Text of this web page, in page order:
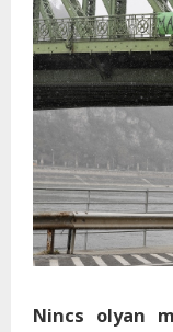
Nincs olyan